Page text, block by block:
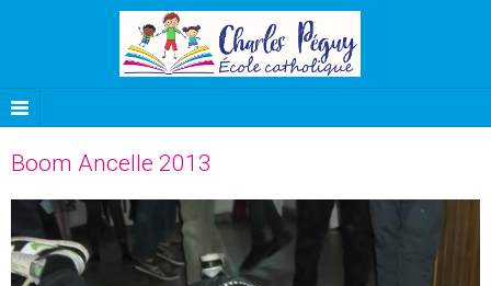
Boom Ancelle 2013